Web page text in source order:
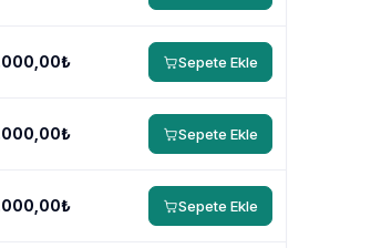
Sepete Ekle
Sepete Ekle
Sepete Ekle